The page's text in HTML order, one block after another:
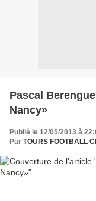
Pascal
Nancy»
Publié le 12/05/2013 à
Par TOURS FOOTBALL